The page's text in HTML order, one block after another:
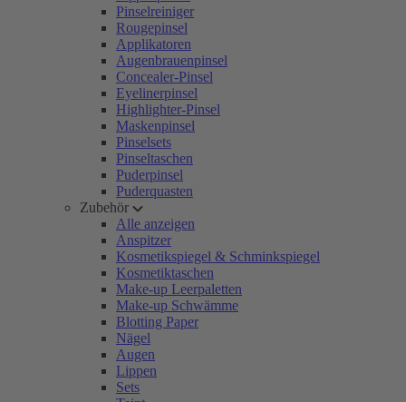
Pinselreiniger
Rougepinsel
Applikatoren
Augenbrauenpinsel
Concealer-Pinsel
Eyelinerpinsel
Highlighter-Pinsel
Maskenpinsel
Pinselsets
Pinseltaschen
Puderpinsel
Puderquasten
Zubehör
Alle anzeigen
Anspitzer
Kosmetikspiegel & Schminkspiegel
Kosmetiktaschen
Make-up Leerpaletten
Make-up Schwämme
Blotting Paper
Nägel
Augen
Lippen
Sets